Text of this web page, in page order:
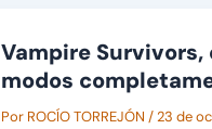
Vampire
modos
Por ROCÍO TORREJÓN /23 de